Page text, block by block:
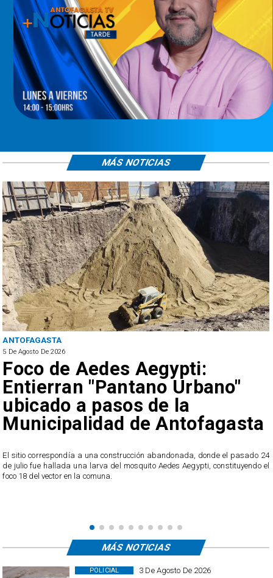
ANTOFAGASTA
5 De Agosto De 2026
Foco de Aedes Aegypti:
Entierran "Pantano Urbano"
ubicado a pasos de la
Municipalidad de Antofagasta
El sitio correspondía a una construcción abandonada, donde el pasado 24
de julio fue hallada una larva del mosquito Aedes Aegypti, constituyendo el
foco 18 del vector en la comuna.
MÁS NOTICIAS
3 De Agosto De 2026
POLICIAL
MÁS NOTICIAS